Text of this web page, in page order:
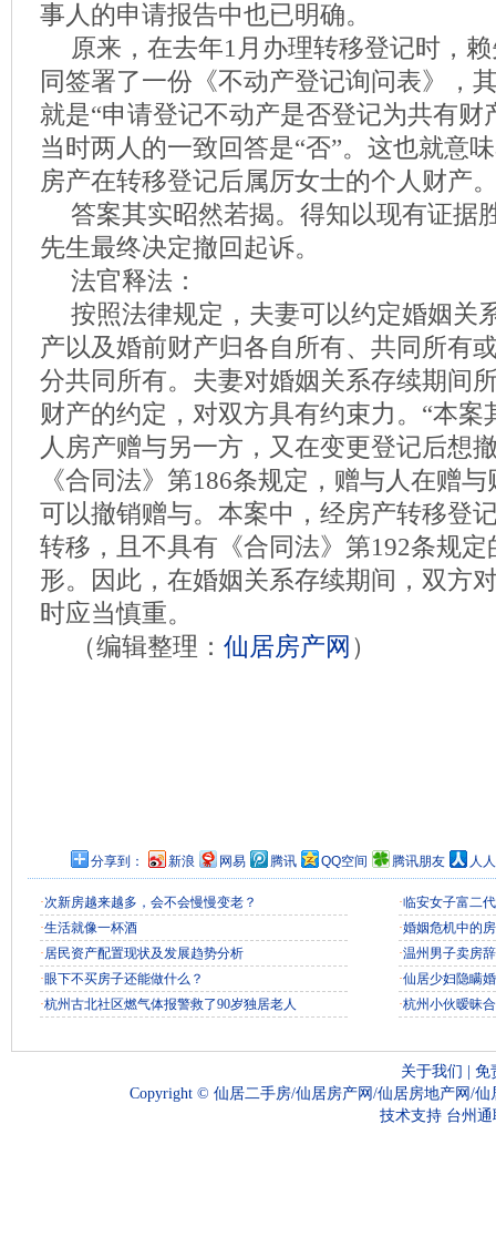
事人的申请报告中也已明确。
原来，在去年1月办理转移登记时，
同签署了一份《不动产登记询问表》，
就是“申请登记不动产是否登记为共有财
当时两人的一致回答是“否”。这也就意
房产在转移登记后属厉女士的个人财产
答案其实昭然若揭。得知以现有证据
先生最终决定撤回起诉。
法官释法：
按照法律规定，夫妻可以约定婚姻关
产以及婚前财产归各自所有、共同所有
分共同所有。夫妻对婚姻关系存续期间
财产的约定，对双方具有约束力。“本案
人房产赠与另一方，又在变更登记后想
《合同法》第186条规定，赠与人在赠
可以撤销赠与。本案中，经房产转移登
转移，且不具有《合同法》第192条规
形。因此，在婚姻关系存续期间，双方
时应当慎重。
（编辑整理： 仙居房产网 ）
分享到： 新浪 网易 腾讯 QQ空间 腾讯朋友 人
·次新房越来越多，会不会慢慢变老？
·生活就像一杯酒
·居民资产配置现状及发展趋势分析
·眼下不买房子还能做什么？
·杭州古北社区燃气体报警救了90岁独居老人
·临安女子富二
·婚姻危机中的
·温州男子卖房
·仙居少妇隐瞒
·杭州小伙暧昧
关于我们
免
Copyright © 仙居二手房/仙居房产网/仙居房地产网/
技术支持 台州